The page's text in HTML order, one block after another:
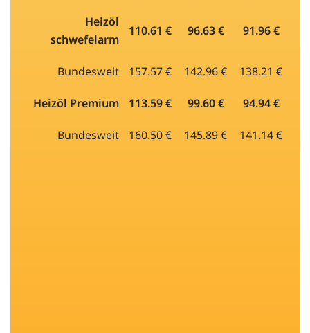
Heizöl
schwefelarm
110.61 € 96.63 € 91.96 €
Bundesweit 157.57 € 142.96 € 138.21 €
Heizöl Premium 113.59 € 99.60 € 94.94 €
Bundesweit 160.50 € 145.89 € 141.14 €